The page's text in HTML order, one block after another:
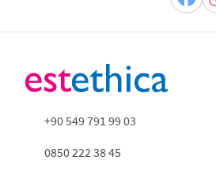
+90 549 791 99 03
0850 222 38 45